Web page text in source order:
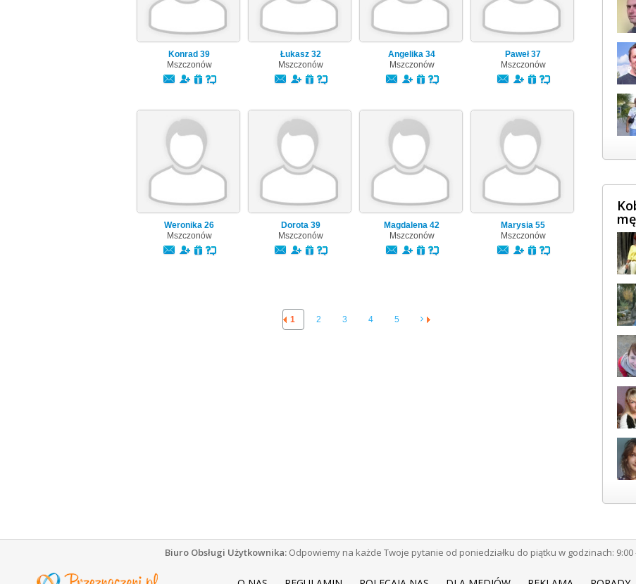
Konrad 39
Mszczonów
Łukasz 32
Mszczonów
Angelika 34
Mszczonów
Paweł37
Mszczonów
Weronika 26
Mszczonów
Dorota 39
Mszczonów
Magdalena 42
Mszczonów
Marysia 55
Mszczonów
1 2 3 4 5
Biuro Obsługi Użytkownika: Odpowiemy na każde Twoje pytanie od poniedziałku do piątku w godzinach: 9:00